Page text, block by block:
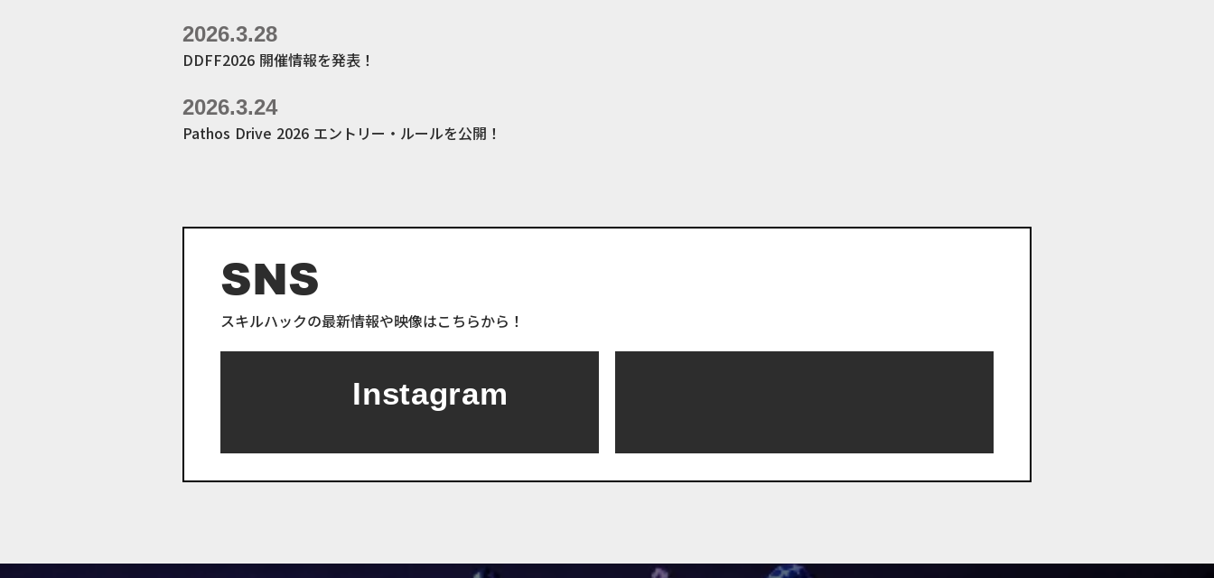
2026.3.28
DDFF2026 開催情報を発表！
2026.3.24
Pathos Drive 2026 エントリー・ルールを公開！
SNS
スキルハックの最新情報や映像はこちらから！
Instagram